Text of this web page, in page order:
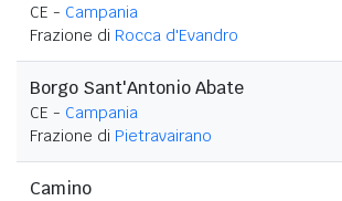
CE - Campania
Frazione di Rocca d'Evandro
Borgo Sant'Antonio Abate
CE - Campania
Frazione di Pietravairano
Camino